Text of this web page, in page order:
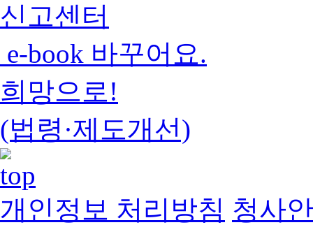
신고센터
e-book 바꾸어요.
희망으로!
(법령·제도개선)
개인정보 처리방침 청사